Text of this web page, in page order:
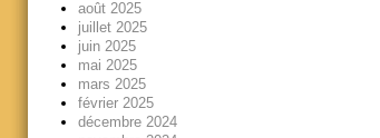
août 2025
juillet 2025
juin 2025
mai 2025
mars 2025
février 2025
décembre 2024